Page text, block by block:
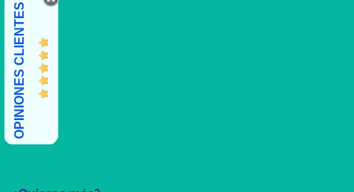
OPINIONES CLIENTES